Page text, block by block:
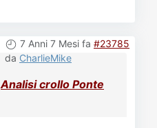
7 Anni 7 Mesi fa #23785
da CharlieMike
Analisi crollo Ponte